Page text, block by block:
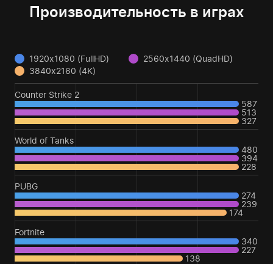
Производительность в играх
1920x1080 (FullHD)
2560x1440 (QuadHD)
3840x2160 (4K)
Counter Strike 2
587
513
327
World of Tanks
480
394
228
PUBG
274
239
174
Fortnite
340
227
138